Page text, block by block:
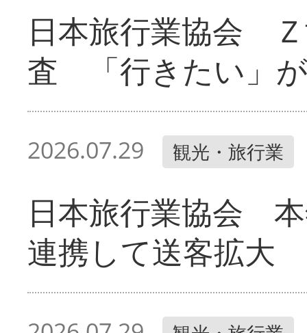
日本旅行業協会
査 「行きたい」
2026.07.29 観光・旅行業
日本旅行業協会
連携して送客拡大